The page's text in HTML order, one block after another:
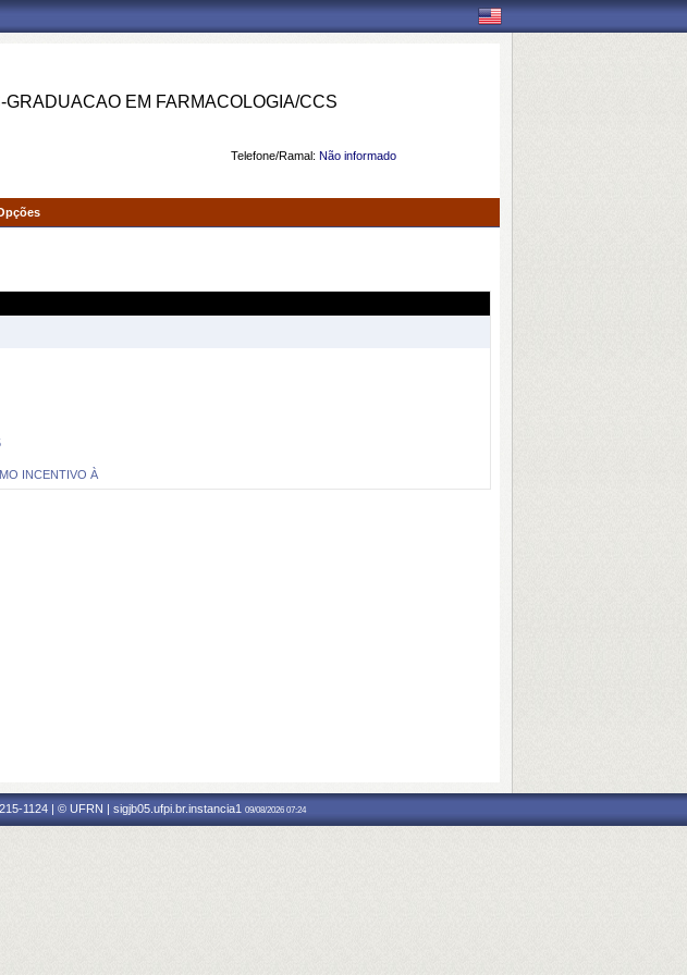
EM FARMACOLOGIA/CCS
Telefone/Ramal: Não informado
INCENTIVO À
1124 | © UFRN | sigjb05.ufpi.br.instancia1 09/08/2026 07:24